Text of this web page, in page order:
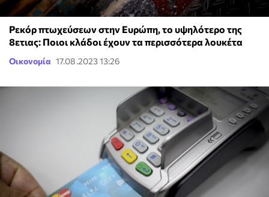
Ρεκόρ πτωχεύσεων στην Ευρώπη, το υψηλότερο της
8ετιας: Ποιοι κλάδοι έχουν τα περισσότερα λουκέτα
Οικονομία 17.08.2023 13:26